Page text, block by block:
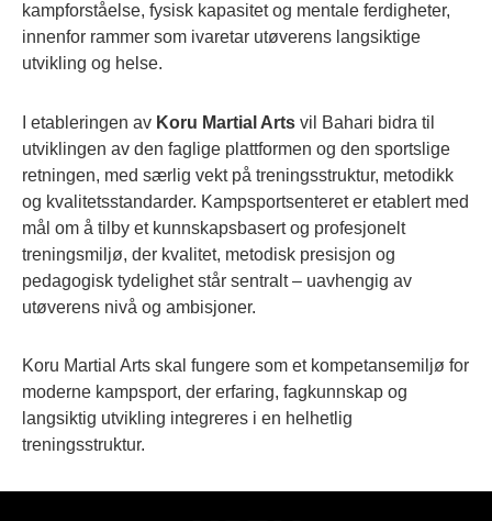
kampforståelse, fysisk kapasitet og mentale ferdigheter,
innenfor rammer som ivaretar utøverens langsiktige
utvikling og helse.
I etableringen av Koru Martial Arts vil Bahari bidra til
utviklingen av den faglige plattformen og den sportslige
retningen, med særlig vekt på treningsstruktur, metodikk
og kvalitetsstandarder. Kampsportsenteret er etablert med
mål om å tilby et kunnskapsbasert og profesjonelt
treningsmiljø, der kvalitet, metodisk presisjon og
pedagogisk tydelighet står sentralt – uavhengig av
utøverens nivå og ambisjoner.
Koru Martial Arts skal fungere som et kompetansemiljø for
moderne kampsport, der erfaring, fagkunnskap og
langsiktig utvikling integreres i en helhetlig
treningsstruktur.